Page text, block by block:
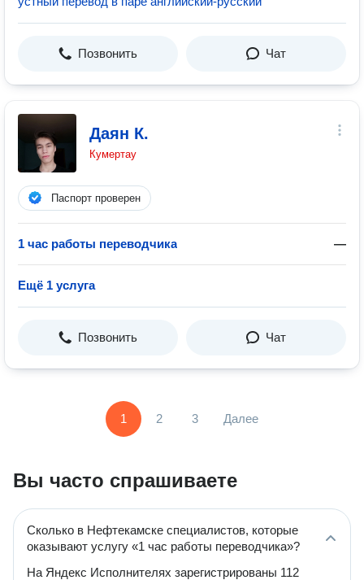
Позвонить Чат
Даян К.
Кумертау
Паспорт проверен
1 час работы переводчика —
Ещё 1 услуга
Позвонить Чат
1 2 3 Далее
Вы часто спрашиваете
Сколько в Нефтекамске специалистов, которые
оказывают услугу «1 час работы переводчика»?
На Яндекс Исполнителях зарегистрированы 112